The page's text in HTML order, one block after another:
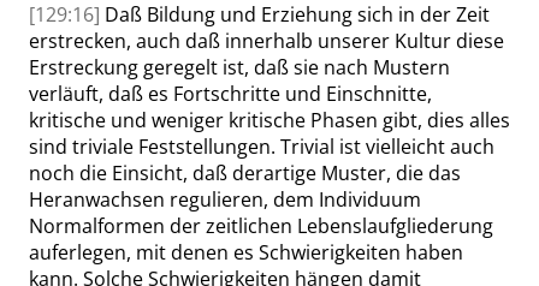
[129:16] Daß Bildung und Erziehung sich in der Zeit
erstrecken, auch daß innerhalb unserer Kultur diese
Erstreckung geregelt ist, daß sie nach Mustern
verläuft, daß es Fortschritte und Einschnitte,
kritische und weniger kritische Phasen gibt, dies alles
sind triviale Feststellungen. Trivial ist vielleicht auch
noch die Einsicht, daß derartige Muster, die das
Heranwachsen regulieren, dem Individuum
Normalformen der zeitlichen Lebenslaufgliederung
auferlegen, mit denen es Schwierigkeiten haben
kann. Solche Schwierigkeiten hängen damit